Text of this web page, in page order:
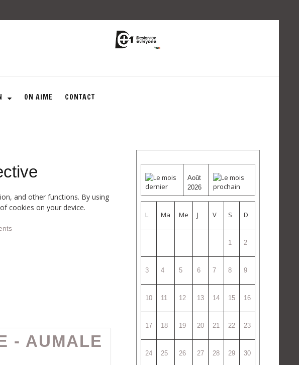
ON AIME CONTACT
and other functions. By using
cookies on your device.
- AUMALE
Août
2026
L Ma Me J V S D
1 2
3 4 5 6 7 8 9
10 11 12 13 14 15 16
17 18 19 20 21 22 23
24 25 26 27 28 29 30